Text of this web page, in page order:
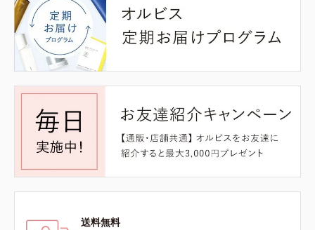
送料無料